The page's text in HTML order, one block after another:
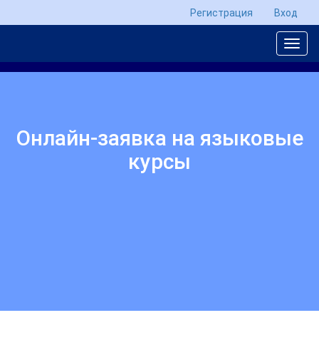
Вход
Регистрация
Онлайн-заявка на языковые
курсы